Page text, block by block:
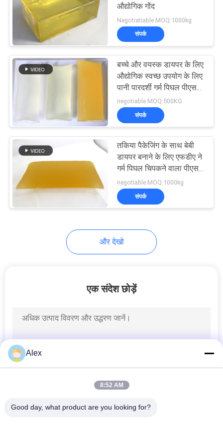
गर्म पिघल रबड़ चिपकने
वाला
गर्म पिघल पीएसए
गर्म गोंद
पॉलीओलेफ़िन गर्म पिघल
चिपकने वाला
18
औद्योगिक गोंद
Negotiatiable MOQ:1000kg
संपर्क
बच्चे और वयस्क डायपर के लिए
औद्योगिक स्वच्छ उपयोग के लिए
पानी पारदर्शी गर्म पिघल पीएसए
गोंद
negotiable MOQ:500KG
संपर्क
तकिया पैकेजिंग के साथ बेबी
डायपर बनाने के लिए एफडीए ने
गर्म पिघल चिपकने वाला पीएसए
गोंद को मंजूरी दी
negotiable MOQ:1000kg
संपर्क
और देखो
एक संदेश छोड़ें
Alex
8:52 AM
Good day, what product are you looking for?